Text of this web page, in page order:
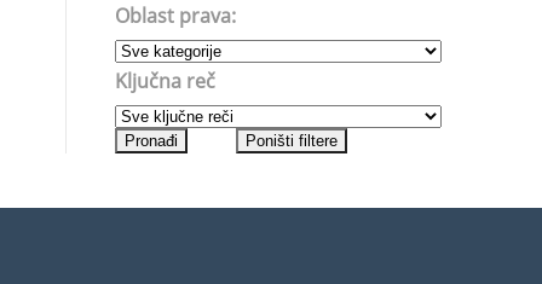
Oblast prava:
Ključna reč